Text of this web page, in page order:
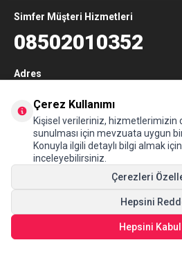
Simfer Müşteri Hizmetleri
08502010352
Adres
Zeytinburnu İstanbul (The İstanbul Merter
© Tüm hakları saklıdır
Çerez Kullanımı
Kişisel verileriniz, hizmetlerimizin
sunulması için mevzuata uygun
Konuyla ilgili detaylı bilgi almak
inceleyebilirsiniz.
Çerezleri
Hepsini
Hepsini Kabul